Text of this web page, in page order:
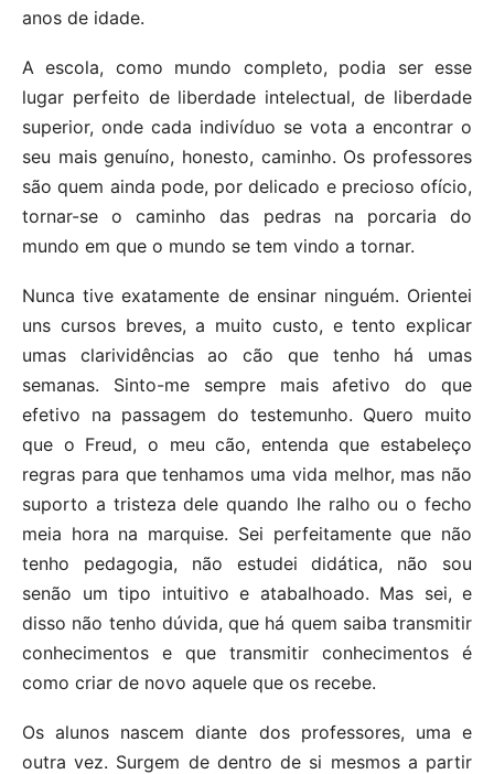
anos de idade.
A escola, como mundo completo, podia ser esse
lugar perfeito de liberdade intelectual, de liberdade
superior, onde cada indivíduo se vota a encontrar o
seu mais genuíno, honesto, caminho. Os professores
são quem ainda pode, por delicado e precioso ofício,
tornar-se o caminho das pedras na porcaria do
mundo em que o mundo se tem vindo a tornar.
Nunca tive exatamente de ensinar ninguém. Orientei
uns cursos breves, a muito custo, e tento explicar
umas clarividências ao cão que tenho há umas
semanas. Sinto-me sempre mais afetivo do que
efetivo na passagem do testemunho. Quero muito
que o Freud, o meu cão, entenda que estabeleço
regras para que tenhamos uma vida melhor, mas não
suporto a tristeza dele quando lhe ralho ou o fecho
meia hora na marquise. Sei perfeitamente que não
tenho pedagogia, não estudei didática, não sou
senão um tipo intuitivo e atabalhoado. Mas sei, e
disso não tenho dúvida, que há quem saiba transmitir
conhecimentos e que transmitir conhecimentos é
como criar de novo aquele que os recebe.
Os alunos nascem diante dos professores, uma e
outra vez. Surgem de dentro de si mesmos a partir